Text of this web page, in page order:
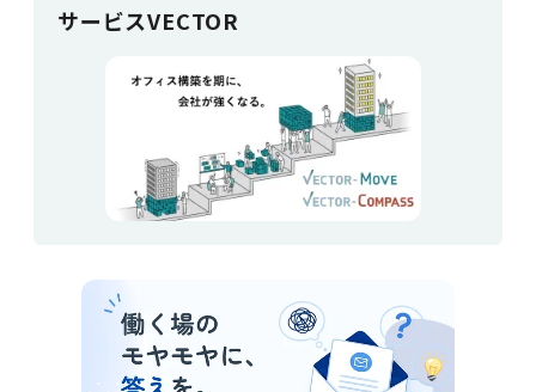
サービスVECTOR